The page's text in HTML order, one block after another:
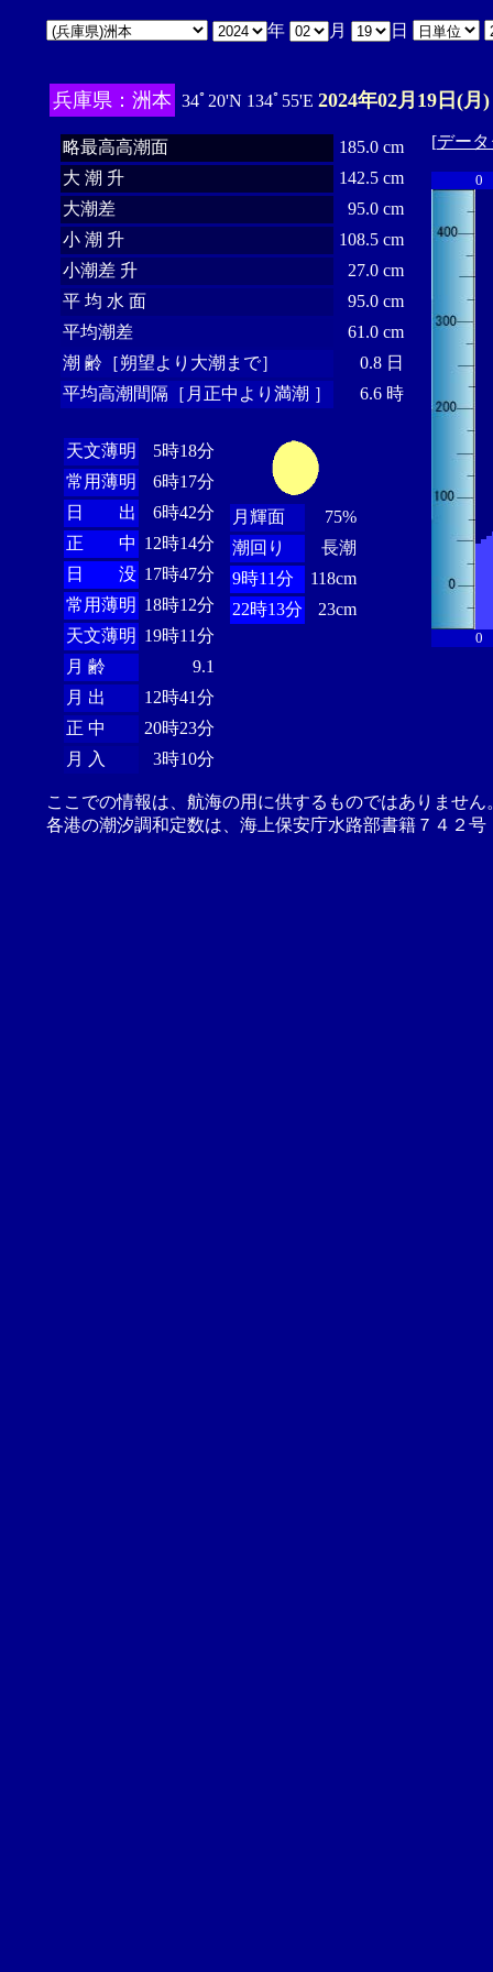
年 月 日
兵庫県：洲本 34ﾟ20'N 134ﾟ55'E 2024年02月19日(月)
略最高高潮面
185.0 cm
大 潮 升
142.5 cm
大潮差
95.0 cm
小 潮 升
108.5 cm
小潮差 升
27.0 cm
平 均 水 面
95.0 cm
平均潮差
61.0 cm
潮 齢［朔望より大潮まで］
0.8 日
平均高潮間隔［月正中より満潮 ］
6.6 時
天文薄明
5時18分
常用薄明
6時17分
日 出
6時42分
正 中 12時14分
日 没 17時47分
常用薄明 18時12分
天文薄明 19時11分
月 齢
9.1
月 出
12時41分
正 中
20時23分
月 入
3時10分
月輝面
75%
潮回り
長潮
9時11分
118cm
22時13分
23cm
[デー
0
0
ここでの情報は、航海の用に供するものではありませ
各港の潮汐調和定数は、海上保安庁水路部書籍７４２